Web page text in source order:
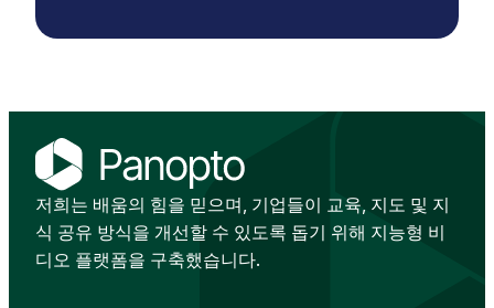
저희는 배움의 힘을 믿으며, 기업들이 교육, 지도 및 지
식 공유 방식을 개선할 수 있도록 돕기 위해 지능형 비
디오 플랫폼을 구축했습니다.